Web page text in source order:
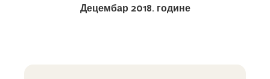
Децембар 2018. године